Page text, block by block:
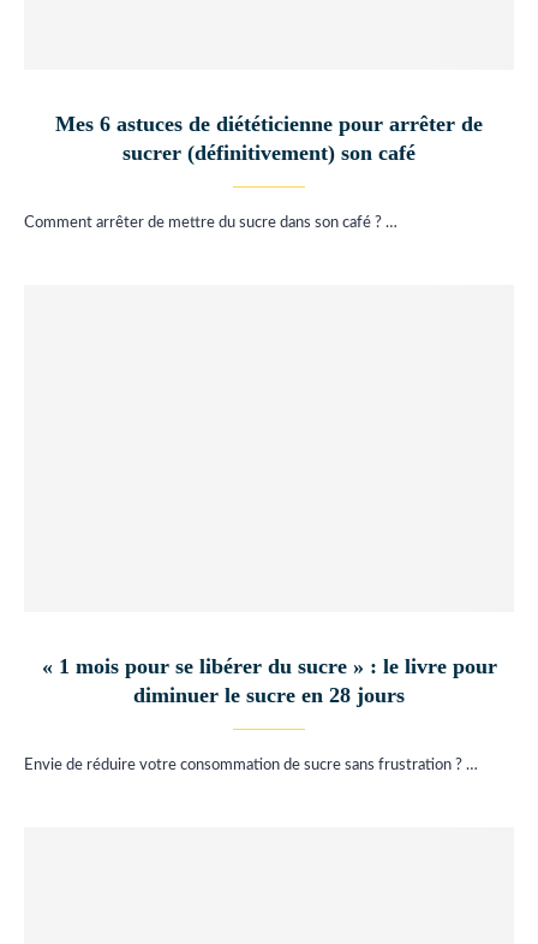
Mes 6 astuces de diététicienne pour arrêter de
sucrer (définitivement) son café
Comment arrêter de mettre du sucre dans son café ? …
« 1 mois pour se libérer du sucre » : le livre pour
diminuer le sucre en 28 jours
Envie de réduire votre consommation de sucre sans frustration ? …